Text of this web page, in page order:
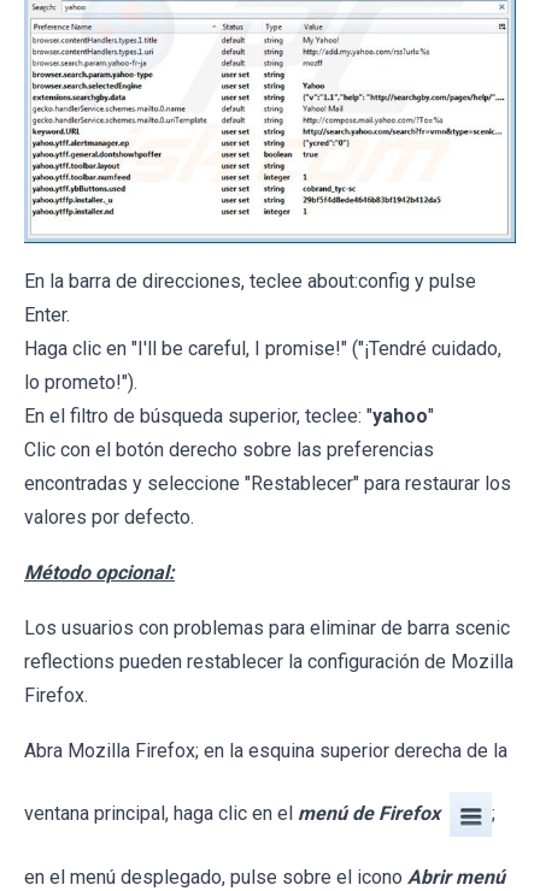
En la barra de direcciones, teclee about:config y pulse
Enter.
Haga clic en "I'll be careful, I promise!" ("¡Tendré cuidado,
lo prometo!").
En el filtro de búsqueda superior, teclee: "yahoo"
Clic con el botón derecho sobre las preferencias
encontradas y seleccione "Restablecer" para restaurar los
valores por defecto.
Método opcional:
Los usuarios con problemas para eliminar de barra scenic
reflections pueden restablecer la configuración de Mozilla
Firefox.
Abra Mozilla Firefox; en la esquina superior derecha de la
ventana principal, haga clic en el menú de Firefox ;
en el menú desplegado, pulse sobre el icono Abrir menú